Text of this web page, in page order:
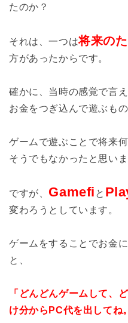
たのか？
それは、一つは将来の
方があったからです。
確かに、当時の感覚で言
お金をつぎ込んで遊ぶもの
ゲームで遊ぶことで将来
そうでもなかったと思いま
ですが、 Gamefi と
変わろうとしています。
ゲームをすることでお金
と、
「どんどんゲームして、
け分からPC代を出してね